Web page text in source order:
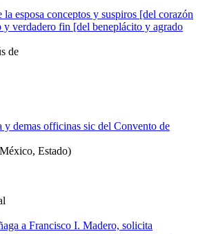
la esposa conceptos y suspiros [del corazón
y verdadero fin [del beneplácito y agrado
de
y demas officinas sic del Convento de
Estado)
a Francisco I. Madero, solicita